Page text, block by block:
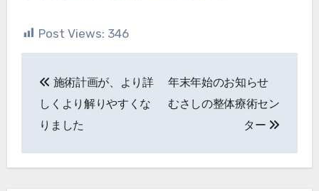
Post Views: 346
稿
ナ
ビ
施術計画が、より詳
しくより解りやすくな
りました
年末年始のお知らせ
むさしの整体療術セン
ター